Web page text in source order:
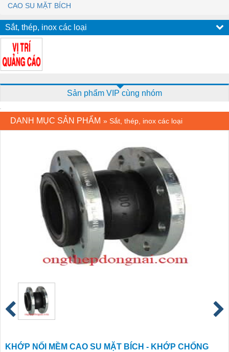
CAO SU MẶT BÍCH
Sắt, thép, inox các loại
Sản phẩm VIP cùng nhóm
DANH MỤC SẢN PHẨM » Sắt, thép, inox các loại
KHỚP NỐI MỀM CAO SU MẶT BÍCH - KHỚP CHỐNG